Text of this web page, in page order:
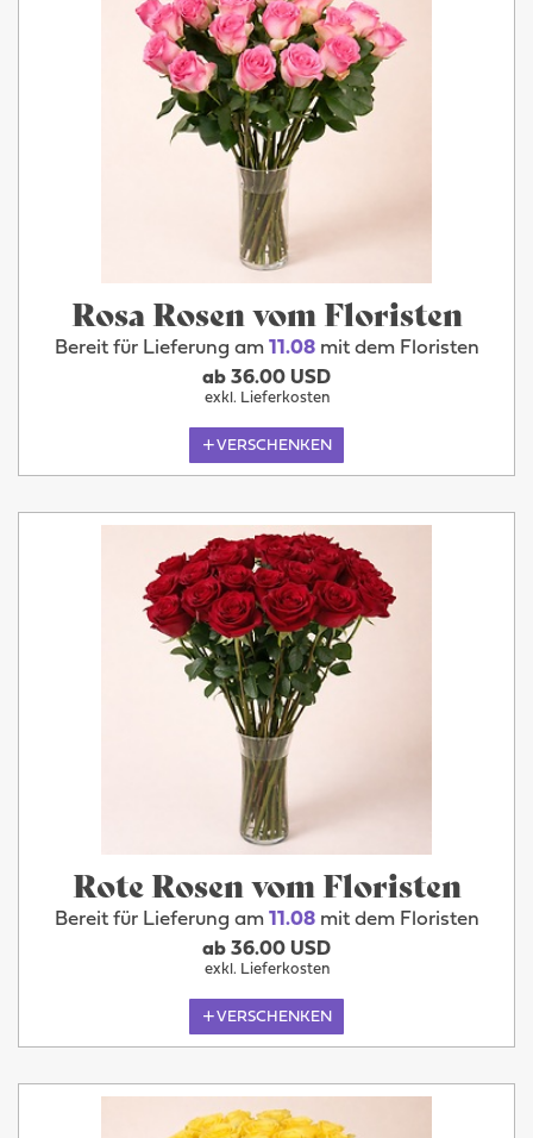
Rosa Rosen vom Floristen
Bereit für Lieferung am 11.08mit dem Floristen
ab 36.00 USD
exkl. Lieferkosten
VERSCHENKEN
Rote Rosen vom Floristen
Bereit für Lieferung am 11.08mit dem Floristen
ab 36.00 USD
exkl. Lieferkosten
VERSCHENKEN